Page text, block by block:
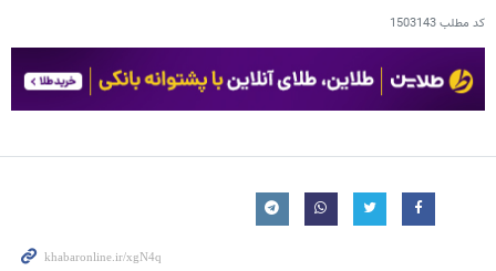
کد مطلب1503143